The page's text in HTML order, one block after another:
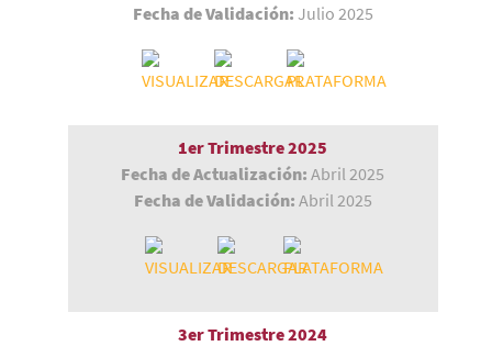
Fecha de Validación: Julio 2025
1er Trimestre2025
Fecha de Actualización: Abril 2025
Fecha de Validación: Abril 2025
3er Trimestre 2024